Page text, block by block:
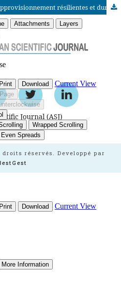
Conception de chaînes d'approvisionnement résilientes et durables à l'ère du digital : revue de la littérature et perspectives de recherche
Journal (ASJ)
: 2658-9311
réservés. Developpé par